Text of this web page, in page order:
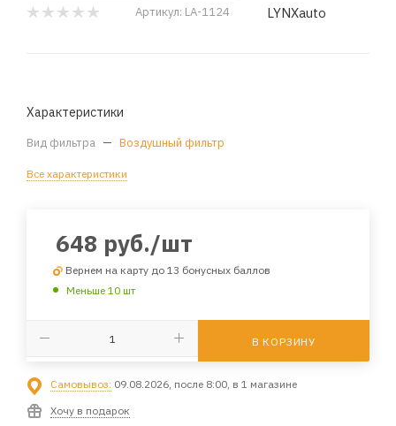
Артикул: LA-1124 LYNXauto
Характеристики
Вид фильтра — Воздушный фильтр
Все характеристики
648 руб./шт
Вернем на карту до 13 бонусных баллов
Меньше 10 шт
В КОРЗИНУ
Самовывоз: 09.08.2026, после 8:00, в 1 магазине
Хочу в подарок